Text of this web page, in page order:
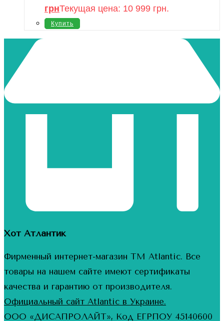
грнТекущая цена: 10 999 грн.
Купить
Хот Атлантик
Фирменный интернет-магазин ТМ Atlantic. Все
товары на нашем сайте имеют сертификаты
качества и гарантию от производителя.
Официальный сайт Atlantic в Украине.
ООО «ДИСАПРОЛАЙТ», Код ЕГРПОУ 45140600